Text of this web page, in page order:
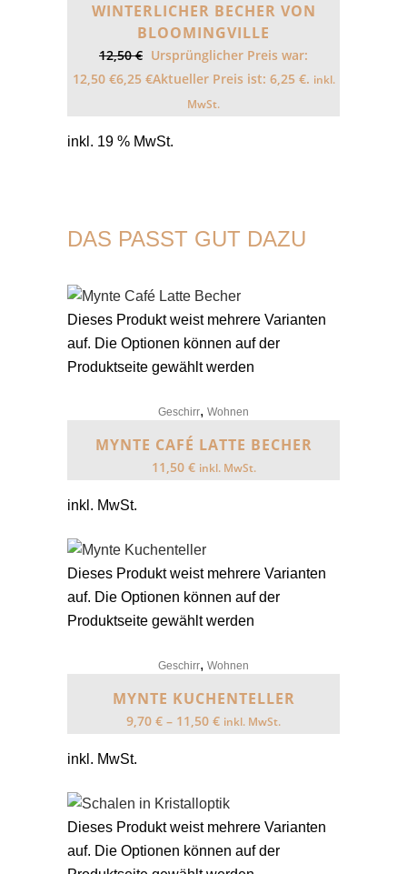
WINTERLICHER BECHER VON
BLOOMINGVILLE
12,50€ Ursprünglicher Preis war:
12,50 €6,25 €Aktueller Preis ist: 6,25 €. inkl.
MwSt.
inkl. 19 % MwSt.
DAS PASST GUT DAZU
Dieses Produkt weist mehrere Varianten
auf. Die Optionen können auf der
Produktseite gewählt werden
Geschirr, Wohnen
MYNTE CAFÉ LATTE BECHER
11,50 € inkl. MwSt.
inkl. MwSt.
Dieses Produkt weist mehrere Varianten
auf. Die Optionen können auf der
Produktseite gewählt werden
Geschirr, Wohnen
MYNTE KUCHENTELLER
9,70 € – 11,50 € inkl. MwSt.
inkl. MwSt.
Dieses Produkt weist mehrere Varianten
auf. Die Optionen können auf der